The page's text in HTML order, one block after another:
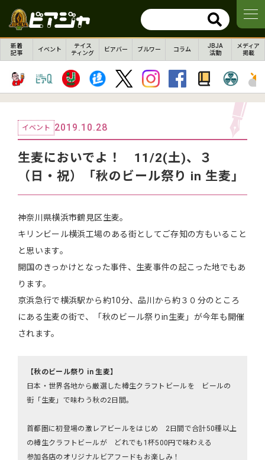
新着
記事
イベント
テイス
ティング
ビアバー ブルワー コラム
JBJA
活動
メディア
掲載
イベント 2019.10.28
生麦においでよ！ 11/2(土)、３
（日・祝）「秋のビール祭り in 生麦」
神奈川県横浜市鶴見区生麦。
キリンビール横浜工場のある街としてご存知の方もいること
と思います。
開国のきっかけとなった事件、生麦事件の起こった地でもあ
ります。
京浜急行で横浜駅から約10分、品川から約３０分のところ
にある生麦の街で、「秋のビール祭りin生麦」が今年も開催
されます。
【秋のビール祭り in 生麦】
日本・世界各地から厳選した樽生クラフトビールを ビールの
街「生麦」で味わう秋の2日間。
首都圏に初登場の激レアビールをはじめ 2日間で合計50種以上
の樽生クラフトビールが どれでも1杯500円で味わえる
参加各店のオリジナルビアフードもお楽しみ！